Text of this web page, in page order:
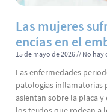
Las mujeres
encías en el
15 de mayo de 2026 No hay
Las enfermedades
patologías inflamatorias
asientan sobre la placa